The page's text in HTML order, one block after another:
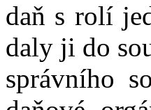
daň s rolí
daly ji do
správního